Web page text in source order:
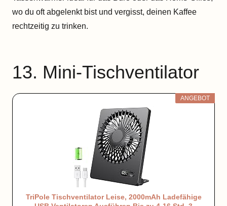
wo du oft abgelenkt bist und vergisst, deinen Kaffee
rechtzeitig zu trinken.
13. Mini-Tischventilator
ANGEBOT
TriPole Tischventilator Leise, 2000mAh Ladefähige